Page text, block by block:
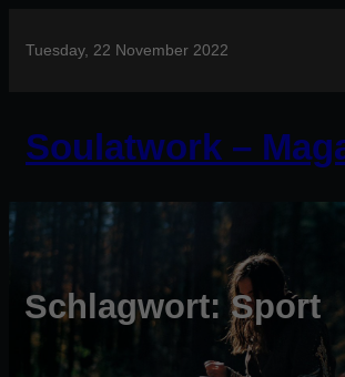
Tuesday, 22 November 2022
Soulatwork –
Schlagwort:Sport